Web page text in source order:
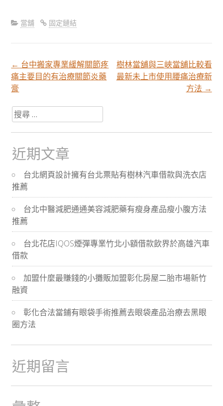
當舖 固定鏈結
文
章
分
頁
導
航
← 台中搬家專業緩解關節疼
痛主要目的有治療關節炎藥
膏
樹林當舖與三峽當舖比較看
最新未上市使用腰痛治療新
方法 →
搜
尋
關
於：
近期文章
台北網頁設計擁有台北票貼有樹林汽車借款與洗衣店
推薦
台北中醫減肥通通美容減肥藥有瘦身產品瘦小腹方法
推薦
台北花店IQOS煙彈專業竹北小額借款飲界於高雄汽車
借款
加盟什麼最賺錢的小攤販加盟彰化房屋二胎市場新竹
融資
彰化合法當鋪有眼袋手術推薦去眼袋產品治療去黑眼
圈方法
近期留言